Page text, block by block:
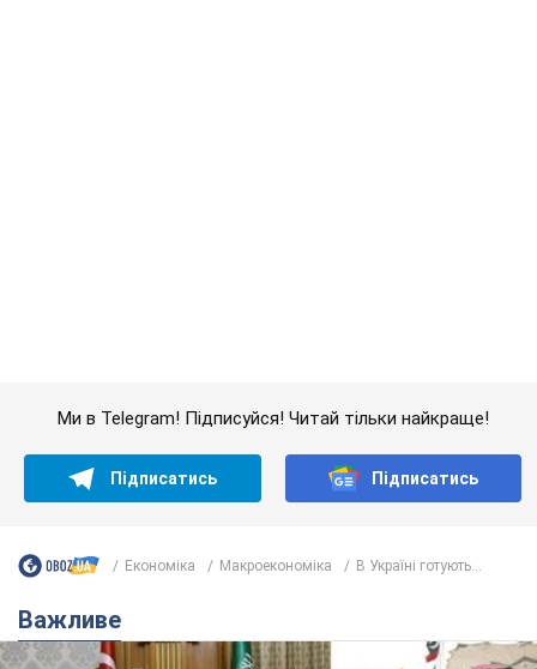
з держав
8.08.2026 00:22 4,6 т.
спеки пройшла потужна злива:
дороги перетворились на річки.
Відео
Негода накрила Івано-Франківщину та
курортний Буковель